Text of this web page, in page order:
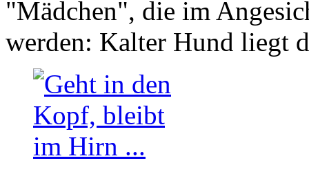
"Mädchen", die im
werden: Kalter Hund liegt